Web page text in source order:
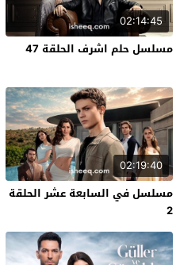
02:14:45
مسلسل حلم اشرف الحلقة 47
02:19:40
مسلسل في السابعة عشر الحلقة
2